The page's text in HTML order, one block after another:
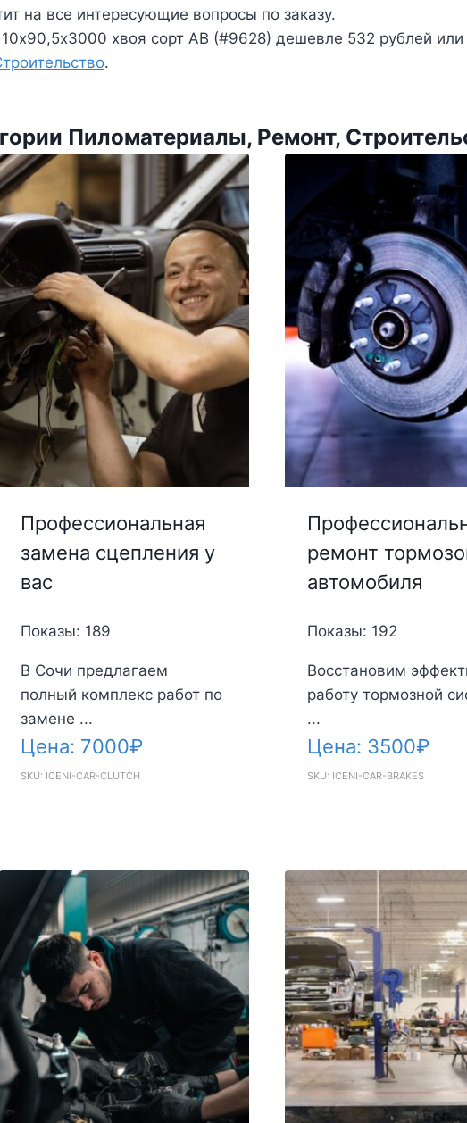
на все интересующие вопросы по заказу.
хвоя сорт АВ (#9628) дешевле 532 рублей или
.
Пиломатериалы, Ремонт,
Профессиональная
замена сцепления у
вас
Показы: 189
В Сочи предлагаем
полный комплекс работ по
замене ...
Цена: 7000₽
SKU: ICENI-CAR-CLUTCH
ремонт
автомобиля
Показы: 192
Восстановим
работу тормозной
...
Цена: 3500₽
SKU: ICENI-CAR-BRAKES